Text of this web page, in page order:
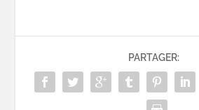
PARTAGER: